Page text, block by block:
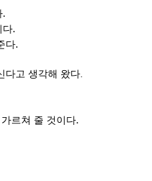
.
다.
다.
다고 생각해 왔다.
르쳐 줄 것이다.